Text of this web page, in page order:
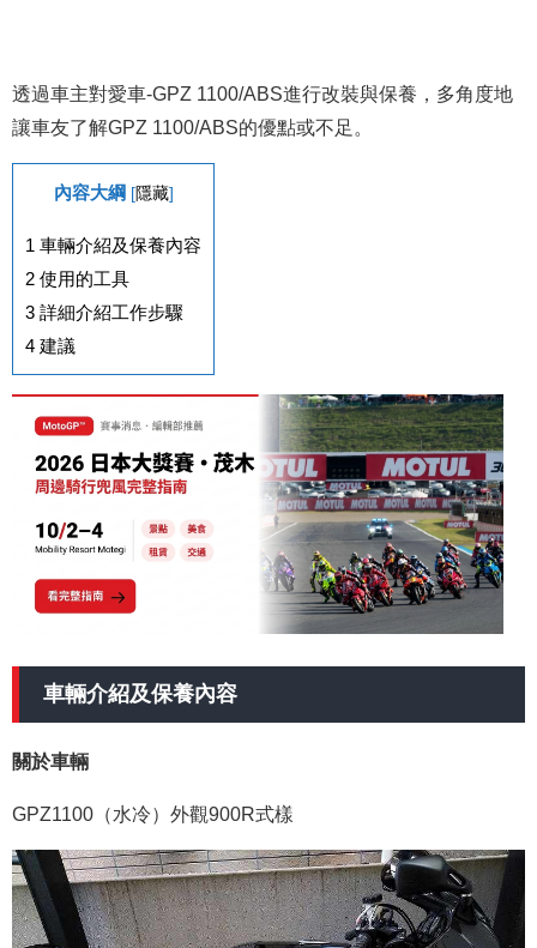
透過車主對愛車-GPZ 1100/ABS進行改裝與保養，多角度地
讓車友了解GPZ 1100/ABS的優點或不足。
內容大綱 [隱藏]
1 車輛介紹及保養內容
2 使用的工具
3 詳細介紹工作步驟
4 建議
車輛介紹及保養內容
關於車輛
GPZ1100（水冷）外觀900R式樣